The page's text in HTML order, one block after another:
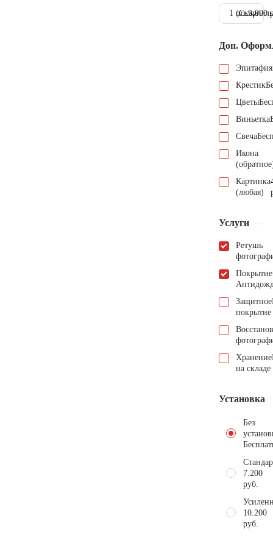
1 шт.9.000
Доп.
Эпитафия
Крестик
Цветы
Виньетка
Свеча
Икона
Картинка
(любая)
Услуги
Ретушь
Покрытие
Защитное
покрытие
Хранение
на складе
Установка
Без
7.200
руб.
10.200
руб.